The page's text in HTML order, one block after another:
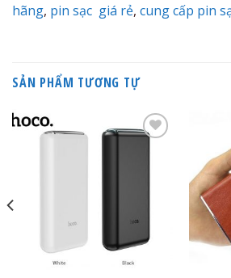
hãng, pin sạc giá rẻ, cung cấp pin
SẢN PHẨM TƯƠNG TỰ